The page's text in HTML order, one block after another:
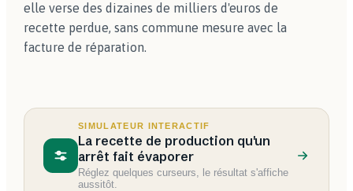
elle verse des dizaines de milliers d'euros de
recette perdue, sans commune mesure avec la
facture de réparation.
SIMULATEUR INTERACTIF
La recette de production qu'un
arrêt fait évaporer
Réglez quelques curseurs, le résultat s'affiche
aussitôt.